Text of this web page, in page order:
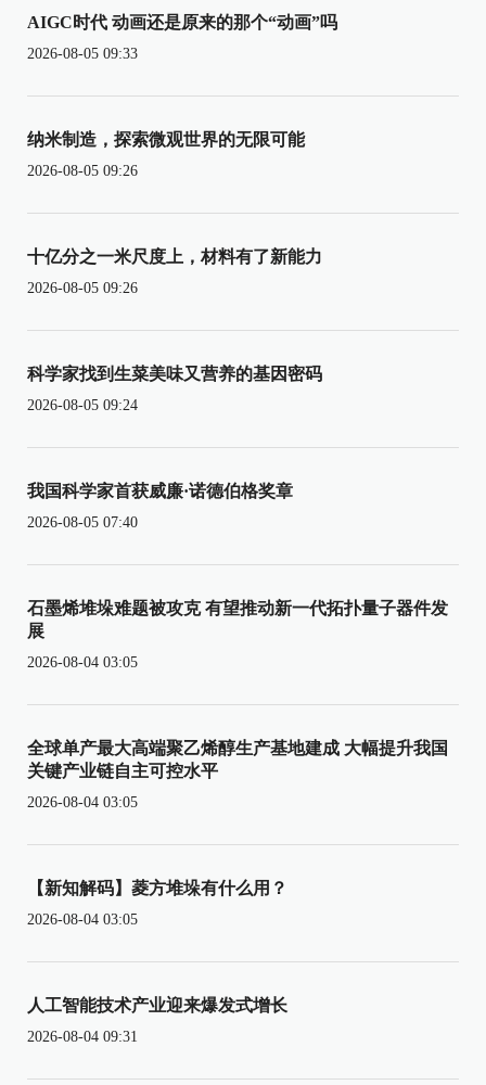
AIGC时代 动画还是原来的那个“动画”吗
2026-08-05 09:33
纳米制造，探索微观世界的无限可能
2026-08-05 09:26
十亿分之一米尺度上，材料有了新能力
2026-08-05 09:26
科学家找到生菜美味又营养的基因密码
2026-08-05 09:24
我国科学家首获威廉·诺德伯格奖章
2026-08-05 07:40
石墨烯堆垛难题被攻克 有望推动新一代拓扑量子器件发
展
2026-08-04 03:05
全球单产最大高端聚乙烯醇生产基地建成 大幅提升我国
关键产业链自主可控水平
2026-08-04 03:05
【新知解码】菱方堆垛有什么用？
2026-08-04 03:05
人工智能技术产业迎来爆发式增长
2026-08-04 09:31